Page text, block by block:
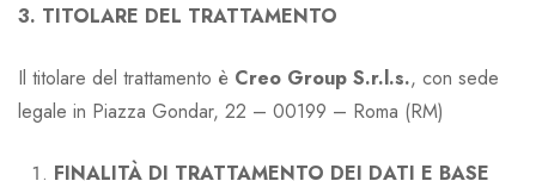
3. TITOLARE DEL TRATTAMENTO
Il titolare del trattamento è Creo Group S.r.l.s., con sede
legale in Piazza Gondar, 22 – 00199 – Roma (RM)
FINALITÀ DI TRATTAMENTO DEI DATI E BASE